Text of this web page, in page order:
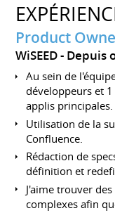
Product
WiSEED Depuis
Au sein de
développeurs et 1
applis principales.
Utilisation de la
Confluence.
Rédaction de
définition et
J'aime trouver
complexes afin